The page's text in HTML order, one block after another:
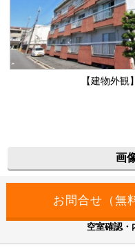
【建物外観】
画
空室確認・